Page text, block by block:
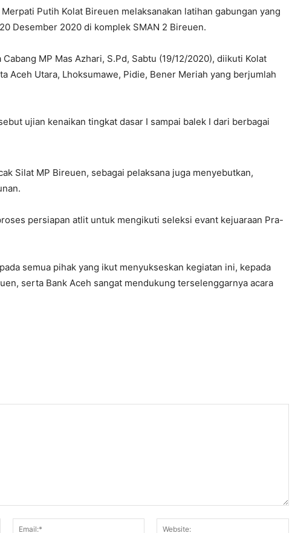
Putih Kolat Bireuen melaksanakan latihan gabungan yang
Desember 2020 di komplek SMAN 2 Bireuen.
MP Mas Azhari, S.Pd, Sabtu (19/12/2020), diikuti Kolat
Aceh Utara, Lhoksumawe, Pidie, Bener Meriah yang berjumlah
ujian kenaikan tingkat dasar I sampai balek I dari berbagai
Silat MP Bireuen, sebagai pelaksana juga menyebutkan,
persiapan atlit untuk mengikuti seleksi evant kejuaraan Pra-
semua pihak yang ikut menyukseskan kegiatan ini, kepada
serta Bank Aceh sangat mendukung terselenggarnya acara
Nama:*
Email:*